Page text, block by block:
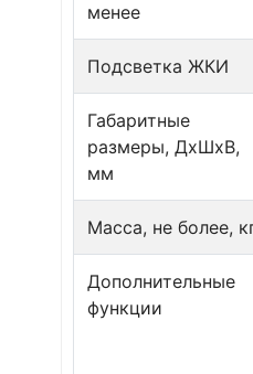
менее
Подсветка ЖКИ
Габаритные
размеры, ДхШхВ,
мм
Масса, не более,
Дополнительные
функции